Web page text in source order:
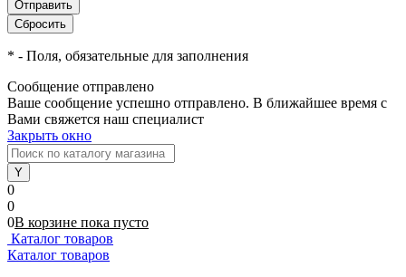
* - Поля, обязательные для заполнения
Сообщение отправлено
Ваше сообщение успешно отправлено. В ближайшее время с
Вами свяжется наш специалист
Закрыть окно
0
0
0В корзине пока пусто
Каталог товаров
Каталог товаров